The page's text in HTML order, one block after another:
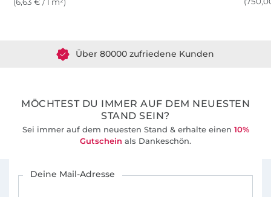
MÖCHTEST DU IMMER AUF DEM NEUESTEN
STAND SEIN?
Sei immer auf dem neuesten Stand & erhalte einen 10%
Gutschein als Dankeschön.
Deine Mail-Adresse